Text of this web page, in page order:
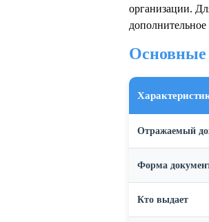
организации.
дополнительное
Отражаемый
Форма
Кто выдает